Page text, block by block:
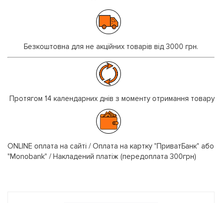
Безкоштовна для не акційних товарів від 3000 грн.
Протягом 14 календарних днів з моменту отримання товару
ONLINE оплата на сайті / Оплата на картку "ПриватБанк" або
"Monobank" / Накладений платіж (передоплата 300грн)